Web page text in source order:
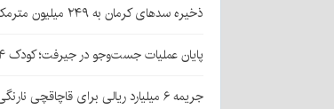
ذخیره سدهای کرمان به ۲۴۹ میلیون مترمکعب رسید
پایان عملیات جست‌وجو در جیرفت؛ کودک ۴ ساله دلفاردی پیدا شد
جریمه ۶ میلیارد ریالی برای قاچاقچی نارنگی پاکستانی در بافت